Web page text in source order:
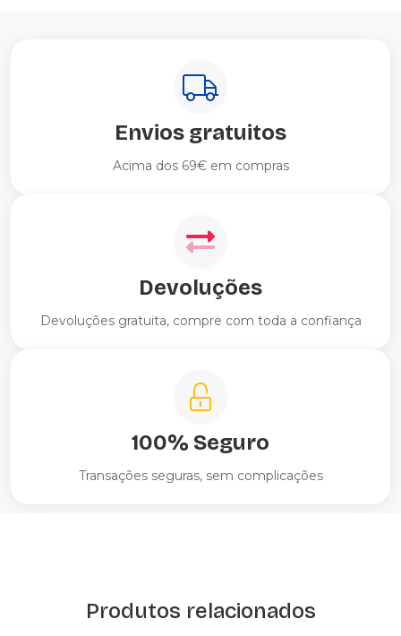
Envios gratuitos
Acima dos 69€ em compras
Devoluções
Devoluções gratuita, compre com toda a confiança
100% Seguro
Transações seguras, sem complicações
Produtos relacionados